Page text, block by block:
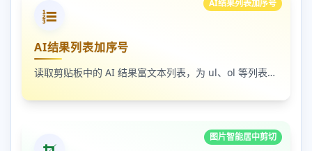
AI结果列表加序号
AI结果列表加序号
读取剪贴板中的 AI 结果富文本列表，为 ul、ol 等列表自动补 1-N 序号，支持富文本和纯文本输出
图片智能居中剪切